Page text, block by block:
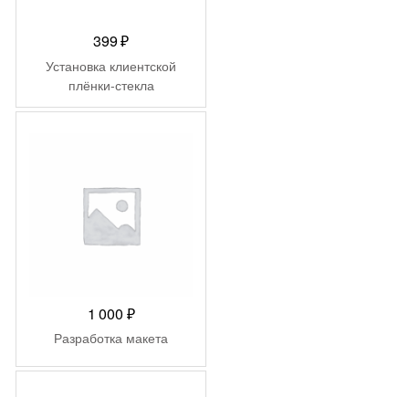
399₽
Установка клиентской
плёнки-стекла
1 000 ₽
Разработка макета